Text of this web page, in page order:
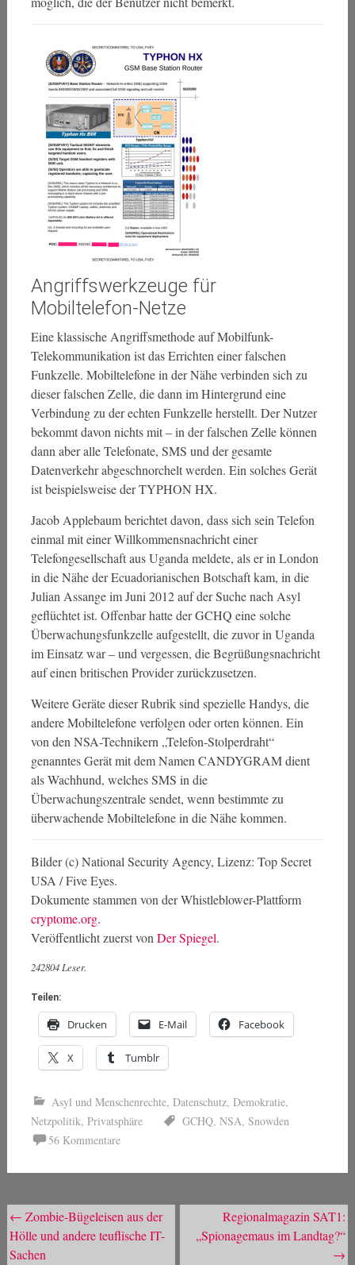
Angriffswerkzeuge für
Mobiltelefon-Netze
Eine klassische Angriffsmethode auf Mobilfunk-
Telekommunikation ist das Errichten einer falschen
Funkzelle. Mobiltelefone in der Nähe verbinden sich zu
dieser falschen Zelle, die dann im Hintergrund eine
Verbindung zu der echten Funkzelle herstellt. Der Nutzer
bekommt davon nichts mit – in der falschen Zelle können
dann aber alle Telefonate, SMS und der gesamte
Datenverkehr abgeschnorchelt werden. Ein solches Gerät
ist beispielsweise der TYPHON HX.
Jacob Applebaum berichtet davon, dass sich sein Telefon
einmal mit einer Willkommensnachricht einer
Telefongesellschaft aus Uganda meldete, als er in London
in die Nähe der Ecuadorianischen Botschaft kam, in die
Julian Assange im Juni 2012 auf der Suche nach Asyl
geflüchtet ist. Offenbar hatte der GCHQ eine solche
Überwachungsfunkzelle aufgestellt, die zuvor in Uganda
im Einsatz war – und vergessen, die Begrüßungsnachricht
auf einen britischen Provider zurückzusetzen.
Weitere Geräte dieser Rubrik sind spezielle Handys, die
andere Mobiltelefone verfolgen oder orten können. Ein
von den NSA-Technikern „Telefon-Stolperdraht“
genanntes Gerät mit dem Namen CANDYGRAM dient
als Wachhund, welches SMS in die
Überwachungszentrale sendet, wenn bestimmte zu
überwachende Mobiltelefone in die Nähe kommen.
Bilder (c) National Security Agency, Lizenz: Top Secret
USA / Five Eyes.
Dokumente stammen von der Whistleblower-Plattform
cryptome.org.
Veröffentlicht zuerst von Der Spiegel.
242804 Leser.
Teilen:
Drucken E-Mail Facebook
X Tumblr
Asyl und Menschenrechte, Datenschutz, Demokratie,
Netzpolitik, Privatsphäre GCHQ, NSA, Snowden
56 Kommentare
Beitragsnavigation
← Zombie-Bügeleisen aus der
Hölle und andere teuflische IT-
Sachen
Regionalmagazin SAT1:
„Spionagemaus im Landtag?“
→